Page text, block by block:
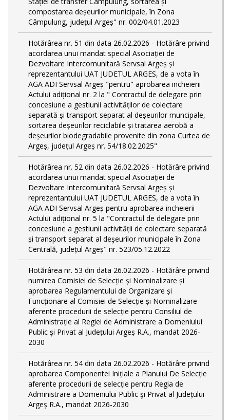
compostarea deșeurilor municipale, în Zona
Câmpulung, județul Argeș" nr. 002/04.01.2023
Hotărârea nr. 51 din data 26.02.2026 - Hotărâre privind
acordarea unui mandat special Asociației de
Dezvoltare Intercomunitară Servsal Argeș și
reprezentantului UAT JUDETUL ARGES, de a vota în
AGA ADI Servsal Argeș "pentru" aprobarea incheierii
Actului adițional nr. 2 la " Contractul de delegare prin
concesiune a gestiunii activităților de colectare
separată și transport separat al deșeurilor muncipale,
sortarea deșeurilor reciclabile și tratarea aerobă a
deșeurilor biodegradabile provenite din zona Curtea de
Argeș, județul Argeș nr. 54/18.02.2025"
Hotărârea nr. 52 din data 26.02.2026 - Hotărâre privind
acordarea unui mandat special Asociației de
Dezvoltare Intercomunitară Servsal Argeș și
reprezentantului UAT JUDETUL ARGES, de a vota în
AGA ADI Servsal Argeș pentru aprobarea incheierii
Actului adițional nr. 5 la "Contractul de delegare prin
concesiune a gestiunii activității de colectare separată
și transport separat al deşeurilor municipale în Zona
Centrală, județul Argeș" nr. 523/05.12.2022
Hotărârea nr. 53 din data 26.02.2026 - Hotărâre privind
numirea Comisiei de Selecție și Nominalizare și
aprobarea Regulamentului de Organizare și
Funcționare al Comisiei de Selecție și Nominalizare
aferente procedurii de selecție pentru Consiliul de
Administrație al Regiei de Administrare a Domeniului
Public şi Privat al Județului Argeș R.A., mandat 2026-
2030
Hotărârea nr. 54 din data 26.02.2026 - Hotărâre privind
aprobarea Componentei Inițiale a Planului De Selecție
aferente procedurii de selecție pentru Regia de
Administrare a Domeniului Public şi Privat al Județului
Argeș R.A., mandat 2026-2030